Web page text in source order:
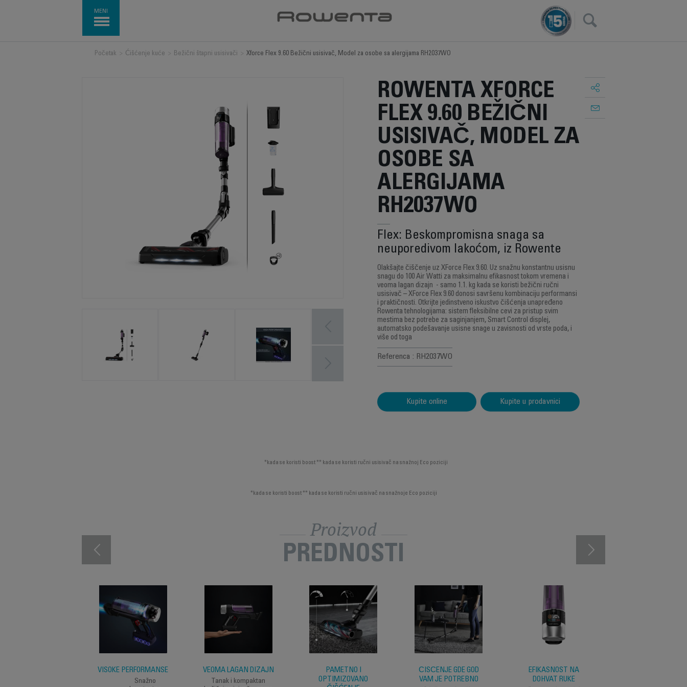
MENI
×
Početak Ćišćenje kuće Bežični štapni usisivači Xforce Flex 9.60 Bežični usisivač, Model za osobe sa alergijama RH2037WO
ROWENTA XFORCE
FLEX 9.60 BEŽIČNI
USISIVAČ, MODEL ZA
OSOBE SA
ALERGIJAMA
RH2037WO
Flex: Beskompromisna snaga sa
neuporedivom lakoćom, iz Rowente
Olakšajte čiščenje uz XForce Flex 9.60. Uz snažnu konstantnu usisnu
snagu do 100 Air Watti za maksimalnu efikasnost tokom vremena i
veoma lagan dizajn - samo 1.1. kg kada se koristi bežični ručni
usisivač – XForce Flex 9.60 donosi savršenu kombinaciju performansi
i praktičnosti. Otkrijte jedinstveno iskustvo čišćenja unapređeno
Rowenta tehnologijama: sistem fleksibilne cevi za pristup svim
mestima bez potrebe za saginjanjem, Smart Control displej,
automatsko podešavanje usisne snage u zavisnosti od vrste poda, i
više od toga
Referenca : RH2037WO
Kupite online Kupite u prodavnici
*kada se koristi boost ** kada se koristi ručni usisivač na snažnoj Eco poziciji
*kada se koristi boost ** kada se koristi ručni usisivač na snažnoje Eco poziciji
Proizvod
PREDNOSTI
VISOKE PERFORMANSE
Snažno
VEOMA LAGAN DIZAJN
Tanak i kompaktan
PAMETNO I
OPTIMIZOVANO
ČIŠĆENJE GDE GOD
VAM JE POTREBNO
EFIKASNOST NA
DOHVAT RUKE